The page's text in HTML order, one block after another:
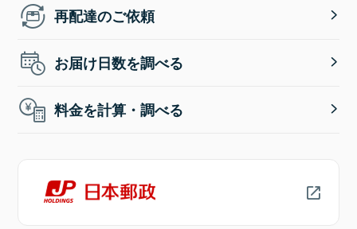
再配達のご依頼
お届け日数を調べる
料金を計算・調べる